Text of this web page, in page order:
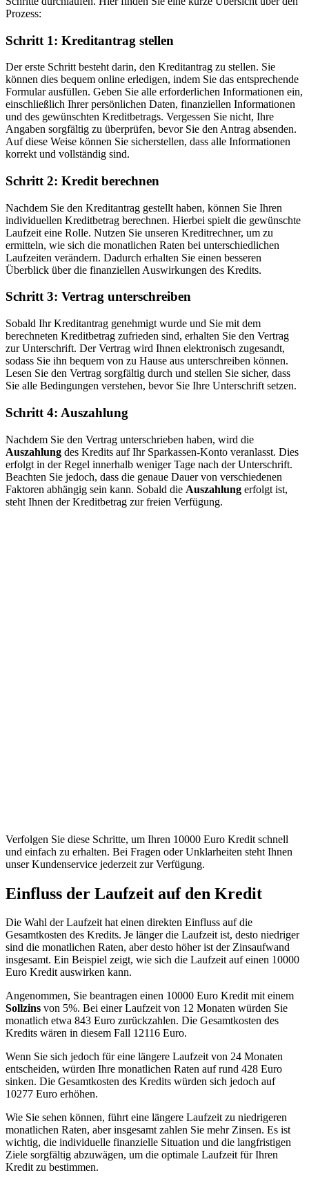
Prozess:
Schritt 1: Kreditantrag stellen
Der erste Schritt besteht darin, den Kreditantrag zu stellen. Sie
können dies bequem online erledigen, indem Sie das entsprechende
Formular ausfüllen. Geben Sie alle erforderlichen Informationen ein,
einschließlich Ihrer persönlichen Daten, finanziellen Informationen
und des gewünschten Kreditbetrags. Vergessen Sie nicht, Ihre
Angaben sorgfältig zu überprüfen, bevor Sie den Antrag absenden.
Auf diese Weise können Sie sicherstellen, dass alle Informationen
korrekt und vollständig sind.
Schritt 2: Kredit berechnen
Nachdem Sie den Kreditantrag gestellt haben, können Sie Ihren
individuellen Kreditbetrag berechnen. Hierbei spielt die gewünschte
Laufzeit eine Rolle. Nutzen Sie unseren Kreditrechner, um zu
ermitteln, wie sich die monatlichen Raten bei unterschiedlichen
Laufzeiten verändern. Dadurch erhalten Sie einen besseren
Überblick über die finanziellen Auswirkungen des Kredits.
Schritt 3: Vertrag unterschreiben
Sobald Ihr Kreditantrag genehmigt wurde und Sie mit dem
berechneten Kreditbetrag zufrieden sind, erhalten Sie den Vertrag
zur Unterschrift. Der Vertrag wird Ihnen elektronisch zugesandt,
sodass Sie ihn bequem von zu Hause aus unterschreiben können.
Lesen Sie den Vertrag sorgfältig durch und stellen Sie sicher, dass
Sie alle Bedingungen verstehen, bevor Sie Ihre Unterschrift setzen.
Schritt 4: Auszahlung
Nachdem Sie den Vertrag unterschrieben haben, wird die
Auszahlung des Kredits auf Ihr Sparkassen-Konto veranlasst. Dies
erfolgt in der Regel innerhalb weniger Tage nach der Unterschrift.
Beachten Sie jedoch, dass die genaue Dauer von verschiedenen
Faktoren abhängig sein kann. Sobald die Auszahlung erfolgt ist,
steht Ihnen der Kreditbetrag zur freien Verfügung.
Verfolgen Sie diese Schritte, um Ihren 10000 Euro Kredit schnell
und einfach zu erhalten. Bei Fragen oder Unklarheiten steht Ihnen
unser Kundenservice jederzeit zur Verfügung.
Einfluss der Laufzeit auf den Kredit
Die Wahl der Laufzeit hat einen direkten Einfluss auf die
Gesamtkosten des Kredits. Je länger die Laufzeit ist, desto niedriger
sind die monatlichen Raten, aber desto höher ist der Zinsaufwand
insgesamt. Ein Beispiel zeigt, wie sich die Laufzeit auf einen 10000
Euro Kredit auswirken kann.
Angenommen, Sie beantragen einen 10000 Euro Kredit mit einem
Sollzins von 5%. Bei einer Laufzeit von 12 Monaten würden Sie
monatlich etwa 843 Euro zurückzahlen. Die Gesamtkosten des
Kredits wären in diesem Fall 12116 Euro.
Wenn Sie sich jedoch für eine längere Laufzeit von 24 Monaten
entscheiden, würden Ihre monatlichen Raten auf rund 428 Euro
sinken. Die Gesamtkosten des Kredits würden sich jedoch auf
10277 Euro erhöhen.
Wie Sie sehen können, führt eine längere Laufzeit zu niedrigeren
monatlichen Raten, aber insgesamt zahlen Sie mehr Zinsen. Es ist
wichtig, die individuelle finanzielle Situation und die langfristigen
Ziele sorgfältig abzuwägen, um die optimale Laufzeit für Ihren
Kredit zu bestimmen.